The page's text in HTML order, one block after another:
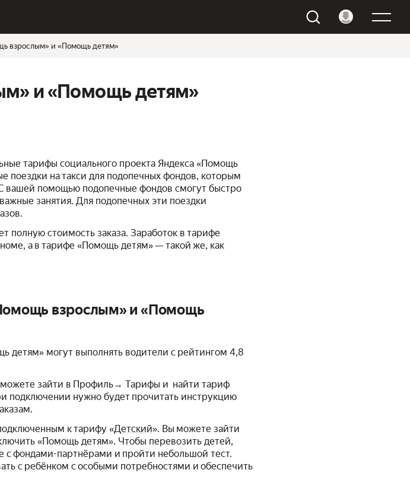
взрослым» и «Помощь детям»
и «Помощь детям»
тарифы социального проекта Яндекса «Помощь
поездки на такси для подопечных фондов, которым
вашей помощью подопечные фондов смогут быстро
занятия. Для подопечных эти поездки
полную стоимость заказа. Заработок в тарифе
а в тарифе «Помощь детям» — такой же, как
взрослым» и «Помощь
могут выполнять водители с рейтингом 4,8
можете зайти в Профиль→ Тарифы и найти тариф
подключении нужно будет прочитать инструкцию
к тарифу «Детский». Вы можете зайти
«Помощь детям». Чтобы перевозить детей,
фондами-партнёрами и пройти небольшой тест.
с ребёнком с особыми потребностями и обеспечить